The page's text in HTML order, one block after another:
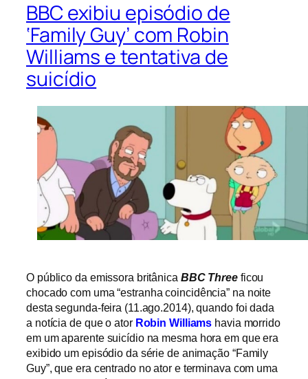
BBC exibiu episódio de
‘Family Guy’ com Robin
Williams e tentativa de
suicídio
O público da emissora britânica BBC Threeficou
chocado com uma “estranha coincidência” na noite
desta segunda-feira (11.ago.2014), quando foi dada
a notícia de que o ator Robin Williams havia morrido
em um aparente suicídio na mesma hora em que era
exibido um episódio da série de animação “Family
Guy”, que era centrado no ator e terminava com uma